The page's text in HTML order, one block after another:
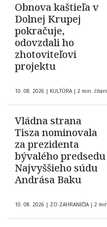
Obnova kaštieľa v
Dolnej Krupej
pokračuje,
odovzdali ho
zhotoviteľovi
projektu
10. 08. 2026 | KULTÚRA | 2 min.
Vládna strana
Tisza nominovala
za prezidenta
bývalého predsedu
Najvyššieho súdu
Andrása Baku
10. 08. 2026 | ZO ZAHRANIČIA | 2